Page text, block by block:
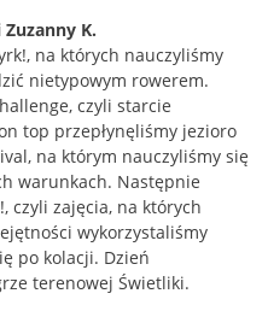
K.
na których nauczyliśmy
nietypowym rowerem.
czyli starcie
top przepłynęliśmy jezioro
na którym nauczyliśmy się
warunkach. Następnie
czyli zajęcia, na których
wykorzystaliśmy
po kolacji. Dzień
terenowej Świetliki.